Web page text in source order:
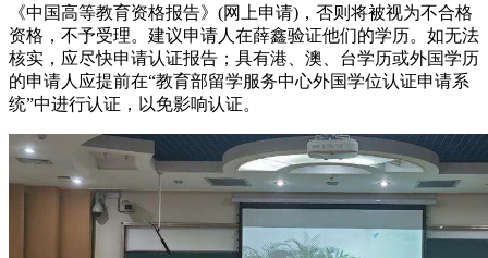
《中国高等教育资格报告》(网上申请)，否则将被视为不合格
资格，不予受理。建议申请人在薛鑫验证他们的学历。如无法
核实，应尽快申请认证报告；具有港、澳、台学历或外国学历
的申请人应提前在“教育部留学服务中心外国学位认证申请系
统”中进行认证，以免影响认证。